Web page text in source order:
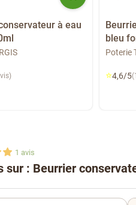
à eau
bleu
Poterie
⭐4,6/5
sur : Beurrier
1 avis